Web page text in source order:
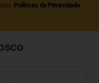
Políticas de Privacidade